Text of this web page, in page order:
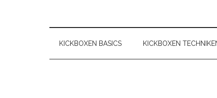
KICKBOXEN BASICS KICKBOXEN